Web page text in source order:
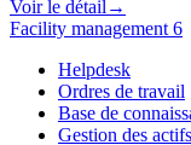
Voir le détail →
Facility management 6
Helpdesk
Ordres de travail
Base de
Gestion des